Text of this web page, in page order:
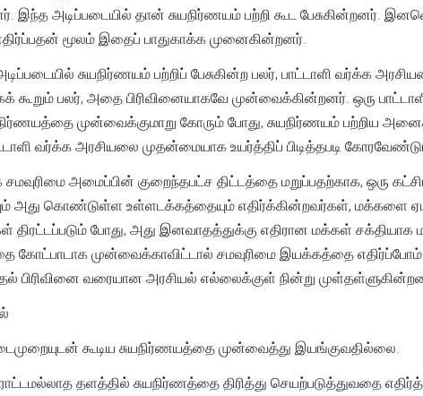
இந்த அடிப்படையில் தான் சுயநிர்ணயம் பற்றி கூட பேசுகின்றனர்.
மூலம் இதைப் பாதுகாக்க முனைகின்றனர்.
சுயநிர்ணயம் பற்றிப் பேசுகின்ற பலர், பாட்டாளி வர்க்க
பலர், அதை பிரிவினையாகவே முன்வைக்கின்றனர். ஒரு
முன்வைக்குமாறு கோரும் போது, சுயநிர்ணயம் பற்றிய
வர்க்க அரசியலை முதன்மையாக உயர்த்திப் பிடித்தபடி
சமவுரிமை அமைப்பின் குறைந்தபட்ச திட்டத்தை மறுப்பதற்காக, ஒரு
அது கொண்டுள்ள உள்ளடக்கத்தையும் எதிர்க்கின்றவர்கள், மக்களை
திரட்டப்படும் போது, அது இனவாதத்துக்கு எதிரான மக்கள் சக்தியாக
கோட்பாடாக முன்வைக்காவிட்டால் சமவுரிமை இயக்கத்தை
பிரிவினை வரையான அரசியல் எல்லைக்குள் நின்று
கூடிய சுயநிர்ணயத்தை முன்வைத்து இயங்குவதில்லை.
தளத்தில் சுயநிர்ணத்தை திரித்து செயற்படுத்துவதை